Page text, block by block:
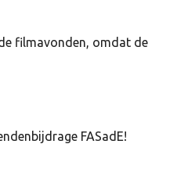
filmavonden, omdat de
FASadE!